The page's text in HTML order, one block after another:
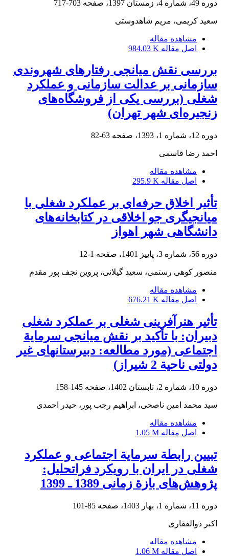
دوره 49، شماره 4، زمستان 1397، صفحه 703-717
سعید کریمی، مریم شاهدوستی
مشاهده مقاله
اصل مقاله 984.03 K
بررسی نقش میانجی رفتارهای شهروندی
سازمانی بر عدالت سازمانی و عملکرد
شغلی (بررسی یکی از فروشگا‌ه‌های
زنجیره‌ای شهر تهران)
دوره 12، شماره 1، 1393، صفحه 63-82
احمد رضا قاسمی
مشاهده مقاله
اصل مقاله 295.9 K
تأثیر اخلاق حرفه‌ای بر عملکرد شغلی با
میانجیگری جو اخلاقی در کتابخانه‌های
دانشگاهی شهر اهواز
دوره 56، شماره 3، پاییز 1401، صفحه 1-12
منصور کوهی رستمی، سعید گیلانی، پروین نجف پور مقدم
مشاهده مقاله
اصل مقاله 676.21 K
تأثیر هنرآفرینی شغلی بر عملکرد شغلی
دبیران: با تأکید بر نقش میانجی سرمایة
اجتماعی (مورد مطالعه: دبیرستان‏های غیر
دولتی ناحیة 2 شیراز)
دوره 10، شماره 2، تابستان 1402، صفحه 145-158
سید محمد امین ناصحی، ابراهیم رجب پور، حیدر احمدی
مشاهده مقاله
اصل مقاله 1.05 M
تبیین رابطة سرمایة اجتماعی و عملکرد
شغلی در ایران با رویکرد فراتحلیل:
پژوهش‏‏‌‏های بازة زمانی 1389 ـ 1399
دوره 11، شماره 1، بهار 1403، صفحه 85-101
اکبر ذوالفقاری
مشاهده مقاله
اصل مقاله 1.06 M